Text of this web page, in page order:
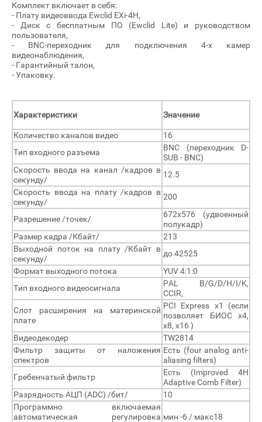
Комплект включает в себя:
- Плату видеоввода Ewclid EXi-4H,
- Диск с бесплатным ПО (Ewclid Lite) и руководством
пользователя,
- BNC-переходник для подключения 4-х камер
видеонаблюдения,
- Гарантийный талон,
- Упаковку.
Характеристики Значение
Количество каналов видео
16
Тип входного разъема
BNC (переходник D-
SUB - BNC)
Скорость ввода на канал /кадров в
секунду/
12.5
Скорость ввода на плату /кадров в
секунду/
200
Разрешение /точек/
672х576 (удвоенный
полукадр)
Размер кадра /Кбайт/
213
Выходной поток на плату /Кбайт в
секунду/
до 42525
Формат выходного потока
YUV 4:1:0
Тип входного видеосигнала
PAL B/G/D/H/I/K,
CCIR,
Слот расширения на материнской
плате
PCI Express x1 (если
позволяет БИОС x4,
x8, x16 )
Видеодекодер
TW2814
Фильтр защиты от наложения
спектров
Есть (four analog anti-
aliasing filters)
Гребенчатый фильтр
Есть (Improved 4H
Adaptive Comb Filter)
Разрядность АЦП (ADC) /бит/
10
Программно включаемая
автоматическая регулировка мин -6 / макс18